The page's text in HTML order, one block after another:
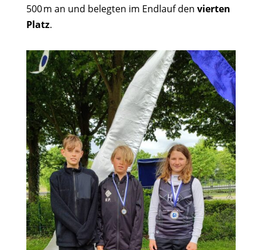
500 m an und belegten im Endlauf den vierten
Platz.